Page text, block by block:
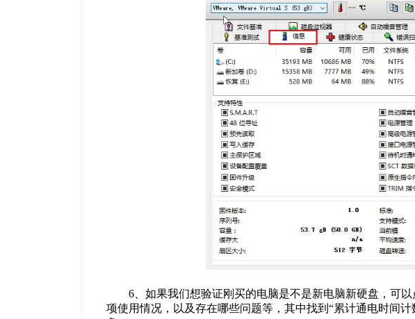
6、如果我们想验证刚买的电脑是不是新电脑新硬盘，可以
项使用情况，以及存在哪些问题等，其中找到“累计通电时间